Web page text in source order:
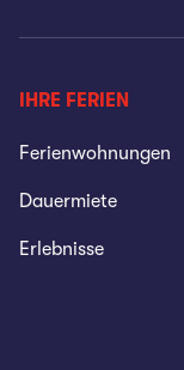
IHRE FERIEN
Ferienwohnungen
Dauermiete
Erlebnisse